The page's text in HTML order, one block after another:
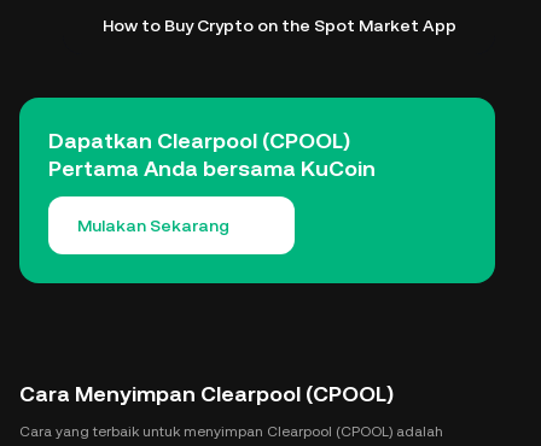
How to Buy Crypto on the Spot Market App
Dapatkan Clearpool (CPOOL)
Pertama Anda bersama KuCoin
Mulakan Sekarang
Cara Menyimpan Clearpool (CPOOL)
Cara yang terbaik untuk menyimpan Clearpool (CPOOL) adalah